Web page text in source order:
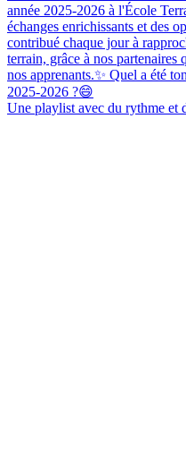
Une playlist avec du rythme et